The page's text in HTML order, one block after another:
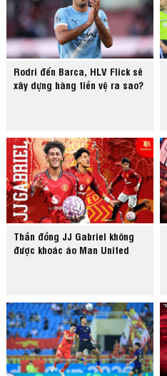
Rodri đến Barca, HLV Flick sẽ
xây dựng hàng tiền vệ ra sao?
Thần đồng JJ Gabriel không
được khoác áo Man United